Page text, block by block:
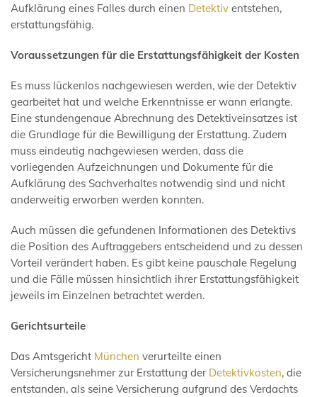
Aufklärung eines Falles durch einen Detektiv entstehen,
erstattungsfähig.
Voraussetzungen für die Erstattungsfähigkeit der Kosten
Es muss lückenlos nachgewiesen werden, wie der Detektiv
gearbeitet hat und welche Erkenntnisse er wann erlangte.
Eine stundengenaue Abrechnung des Detektiveinsatzes ist
die Grundlage für die Bewilligung der Erstattung. Zudem
muss eindeutig nachgewiesen werden, dass die
vorliegenden Aufzeichnungen und Dokumente für die
Aufklärung des Sachverhaltes notwendig sind und nicht
anderweitig erworben werden konnten.
Auch müssen die gefundenen Informationen des Detektivs
die Position des Auftraggebers entscheidend und zu dessen
Vorteil verändert haben. Es gibt keine pauschale Regelung
und die Fälle müssen hinsichtlich ihrer Erstattungsfähigkeit
jeweils im Einzelnen betrachtet werden.
Gerichtsurteile
Das Amtsgericht München verurteilte einen
Versicherungsnehmer zur Erstattung der Detektivkosten, die
entstanden, als seine Versicherung aufgrund des Verdachts